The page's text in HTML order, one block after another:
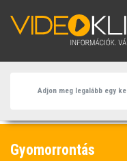
Gyomorrontás